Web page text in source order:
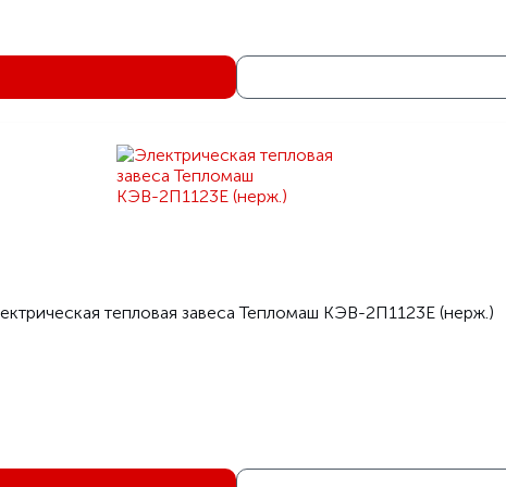
тепловая завеса Тепломаш КЭВ-2П1123Е (нерж.)